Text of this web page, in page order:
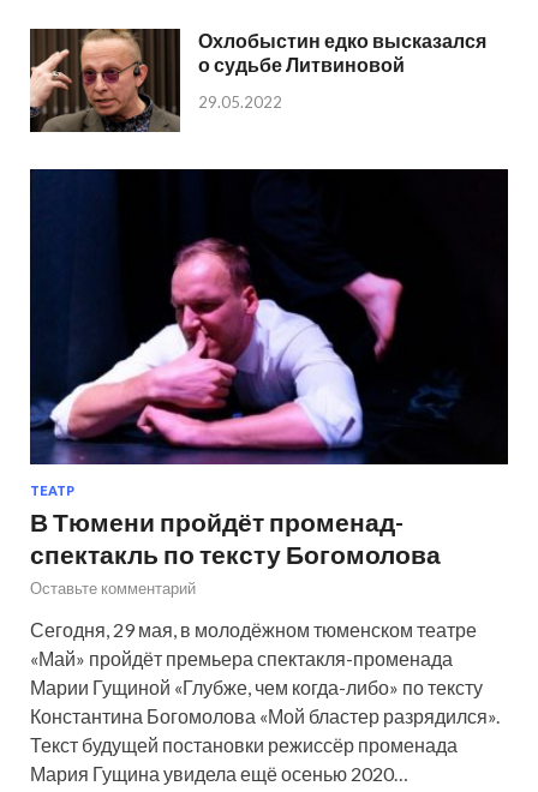
Охлобыстин едко высказался
о судьбе Литвиновой
29.05.2022
ТЕАТР
В Тюмени пройдёт променад-
спектакль по тексту Богомолова
Оставьте комментарий
Сегодня, 29 мая, в молодёжном тюменском театре
«Май» пройдёт премьера спектакля-променада
Марии Гущиной «Глубже, чем когда-либо» по тексту
Константина Богомолова «Мой бластер разрядился».
Текст будущей постановки режиссёр променада
Мария Гущина увидела ещё осенью 2020…